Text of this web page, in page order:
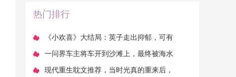
热门排行
​《小欢喜》大结局：英子走出抑郁，可有
多少人却被逼上绝路
​一问界车主将车开到沙滩上，最终被海水
浸泡_ZAKER新闻
​现代重生耽文推荐，当时光真的重来后，